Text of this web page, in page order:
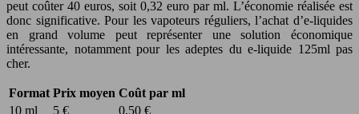
peut coûter 40 euros, soit 0,32 euro par ml. L’économie réalisée est
donc significative. Pour les vapoteurs réguliers, l’achat d’e-liquides
en grand volume peut représenter une solution économique
intéressante, notamment pour les adeptes du e-liquide 125ml pas
cher.
Format Prix moyen Coût par ml
10 ml
5 € 0,50 €